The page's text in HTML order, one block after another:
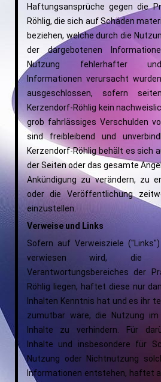
Haftungsansprüche gegen die
Röhlig, die sich auf Schäden
beziehen, welche durch die
der dargebotenen
Nutzung fehlerhafter
Informationen verursacht
ausgeschlossen, sofern
Kerzendorf-Röhlig kein
grob fahrlässiges Verschulden
sind freibleibend und
Kerzendorf-Röhlig behält es sich
der Seiten oder das gesamte
Ankündigung zu verändern, zu
oder die Veröffentlichung
einzustellen.
Verweise und Links
Sofern auf Verweisziele
verwiesen wird, die
Verantwortungsbereiches der
Röhlig liegen, haftet diese nur
Inhalten Kenntnis hat und es ihr
zumutbar wäre, die Nutzung im
Inhalte zu verhindern. Für
Inhalte und insbesondere für
Nutzung oder Nichtnutzung
Informationen entstehen, haftet